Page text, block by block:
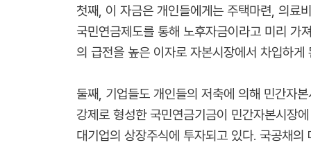
첫째, 이 자금은 개인들에게는 주택마련, 의
국민연금제도를 통해 노후자금이라고 미리 가
의 급전을 높은 이자로 자본시장에서 차입하
둘째, 기업들도 개인들의 저축에 의해 민간자
강제로 형성한 국민연금기금이 민간자본시장
대기업의 상장주식에 투자되고 있다. 국공채